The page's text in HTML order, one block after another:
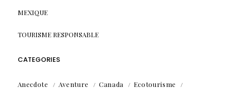
MEXIQUE
TOURISME RESPONSABLE
CATEGORIES
Anecdote Aventure Canada
Ecotourisme